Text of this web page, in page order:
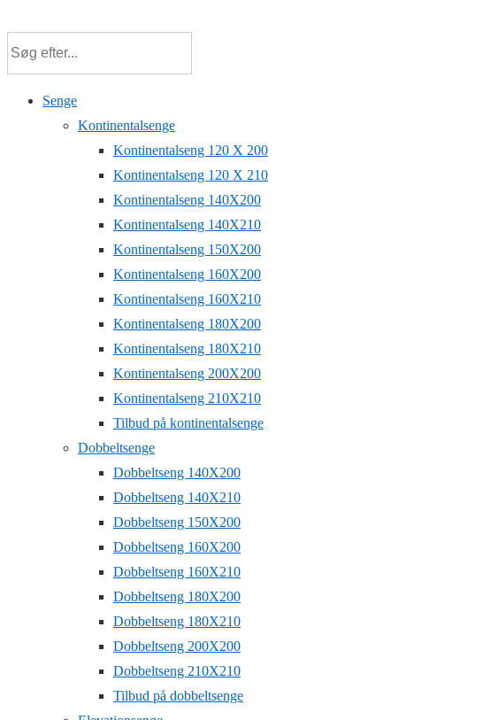
hovedindhold
Senge
Kontinentalsenge
Kontinentalseng 120 X 200
Kontinentalseng 120 X 210
Kontinentalseng 140X200
Kontinentalseng 140X210
Kontinentalseng 150X200
Kontinentalseng 160X200
Kontinentalseng 160X210
Kontinentalseng 180X200
Kontinentalseng 180X210
Kontinentalseng 200X200
Kontinentalseng 210X210
Tilbud på kontinentalsenge
Dobbeltsenge
Dobbeltseng 140X200
Dobbeltseng 140X210
Dobbeltseng 150X200
Dobbeltseng 160X200
Dobbeltseng 160X210
Dobbeltseng 180X200
Dobbeltseng 180X210
Dobbeltseng 200X200
Dobbeltseng 210X210
Tilbud på dobbeltsenge